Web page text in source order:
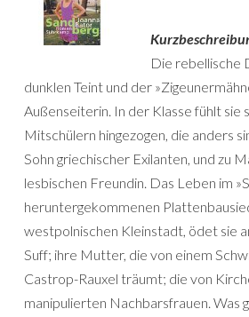
Die rebellische
dunklen Teint und der
Außenseiterin. In der Klasse fühlt sie
Mitschülern hingezogen, die anders
Sohn griechischer Exilanten, und zu
lesbischen Freundin. Das Leben im
heruntergekommenen
westpolnischen Kleinstadt, ödet sie
Suff; ihre Mutter, die von einem
Castrop-Rauxel träumt; die von
manipulierten Nachbarsfrauen. Was